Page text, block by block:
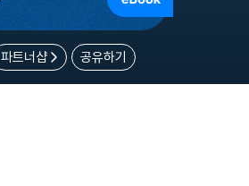
파트너샵 공유하기